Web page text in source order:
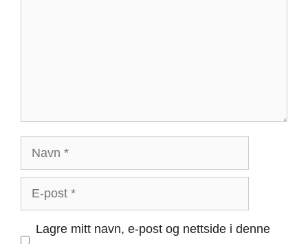
Navn
post
Lagre mitt navn, e-post og nettside i denne